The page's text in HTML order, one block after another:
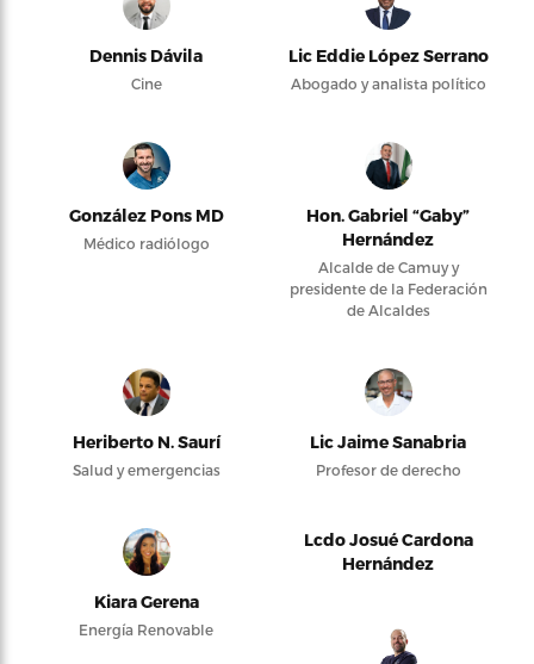
Dennis Dávila
Cine
Lic Eddie López Serrano
Abogado y analista político
González Pons MD
Médico radiólogo
Hon. Gabriel “Gaby”
Hernández
Alcalde de Camuy y
presidente de la Federación
de Alcaldes
Heriberto N. Saurí
Salud y emergencias
Lic Jaime Sanabria
Profesor de derecho
Kiara Gerena
Energía Renovable
Lcdo Josué Cardona
Hernández